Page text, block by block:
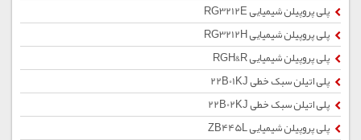
پلی پروپیلن شیمیایی RG3212E
پلی پروپیلن شیمیایی RG3212H
پلی پروپیلن شیمیایی RGH&R
پلی اتیلن سبک خطی 22B01KJ
پلی اتیلن سبک خطی 22B02KJ
پلی پروپیلن شیمیایی ZB445L